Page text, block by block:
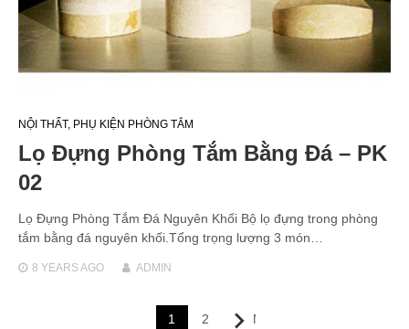
NỘI THẤT, PHỤ KIỆN PHÒNG TẮM
Lọ Đựng Phòng Tắm Bằng Đá – PK
02
Lọ Đựng Phòng Tắm Đá Nguyên Khối Bộ lọ đựng trong phòng
tắm bằng đá nguyên khối.Tổng trọng lượng 3 món…
8 YEARSAGO ADMIN
1 2 Next